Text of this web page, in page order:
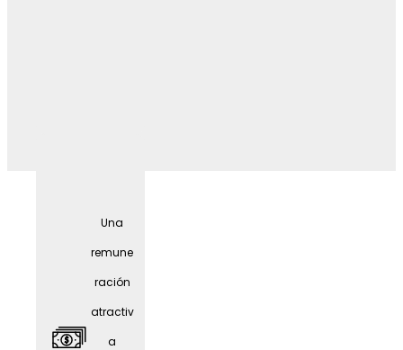
ia
Una
remune
ración
atractiv
a